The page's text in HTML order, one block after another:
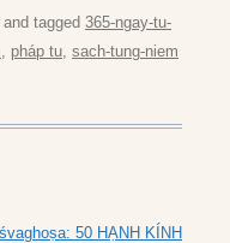
and tagged 365-ngay-tu-
, pháp tu, sach-tung-niem
50 HẠNH KÍNH